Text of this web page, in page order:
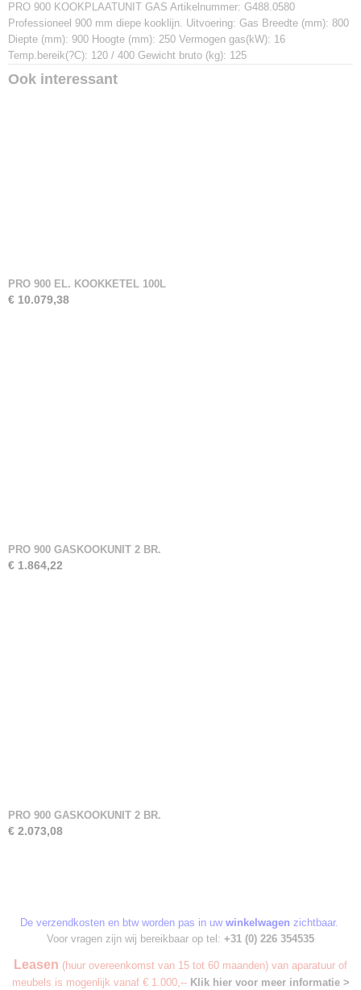
Afmetingen (l,b,h)
0 x 900 x 0 mm
PRO 900 KOOKPLAATUNIT GAS Artikelnummer: G488.0580
Professioneel 900 mm diepe kooklijn. Uitvoering: Gas Breedte (mm): 800
Diepte (mm): 900 Hoogte (mm): 250 Vermogen gas(kW): 16
Temp.bereik(?C): 120 / 400 Gewicht bruto (kg): 125
Ook interessant
PRO 900 EL. KOOKKETEL 100L
€ 10.079,38
PRO 900 GASKOOKUNIT 2 BR.
€ 1.864,22
PRO 900 GASKOOKUNIT 2 BR.
€ 2.073,08
De verzendkosten en btw worden pas in uw winkelwagen zichtbaar.
Voor vragen zijn wij bereikbaar op tel: +31 (0) 226 354535
Leasen (huur overeenkomst van 15 tot 60 maanden) van aparatuur of
meubels is mogenlijk vanaf € 1.000,-- Klik hier voor meer informatie >